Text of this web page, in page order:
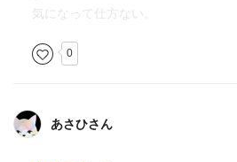
気になって仕方ない。
0
あさひさん